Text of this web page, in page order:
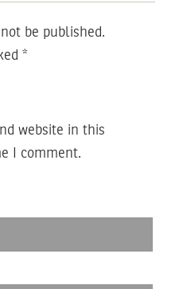
be published.
*
website in this
I comment.